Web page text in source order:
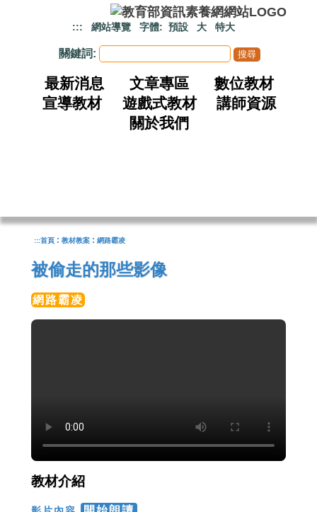
::: 網站導覽 字體: 預設 大 特大
關鍵詞:
最新消息 文章專區
數位教材
宣導教材
遊戲式教材
講師資源
關於我們
:::首頁 : 教材教案 : 網路霸凌
被偷走的那些影像
網路霸凌
教材介紹